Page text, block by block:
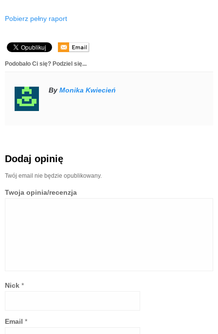
Pobierz pełny raport
Podobało Ci się? Podziel się...
By Monika Kwiecień
Dodaj opinię
Twój email nie będzie opublikowany.
Twoja opinia/recenzja
Nick *
Email *